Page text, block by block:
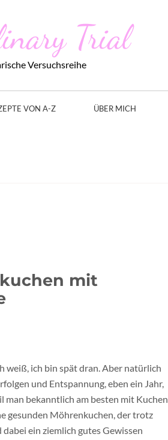
Trial
Versuchsreihe
VON A-Z ÜBER MICH
mit
weiß, ich bin spät dran. Aber natürlich
und Entspannung, eben ein Jahr,
man bekanntlich am besten mit Kuchen
gesunden Möhrenkuchen, der trotz
ein ziemlich gutes Gewissen